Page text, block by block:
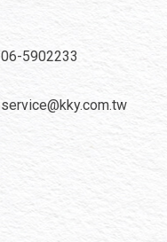
06-5902233
service@kky.com.tw